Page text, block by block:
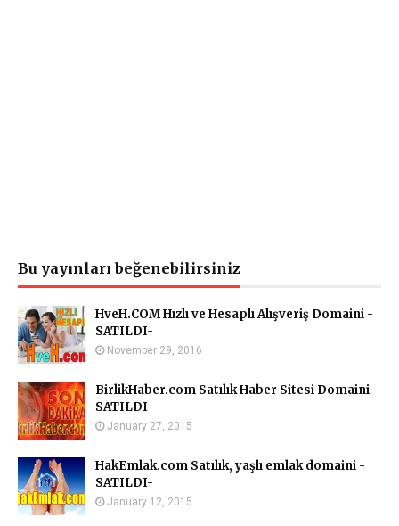
Bu yayınları beğenebilirsiniz
HveH.COM Hızlı ve Hesaplı Alışveriş Domaini -
SATILDI-
November 29, 2016
BirlikHaber.com Satılık Haber Sitesi Domaini -
SATILDI-
January 27, 2015
HakEmlak.com Satılık, yaşlı emlak domaini -
SATILDI-
January 12, 2015